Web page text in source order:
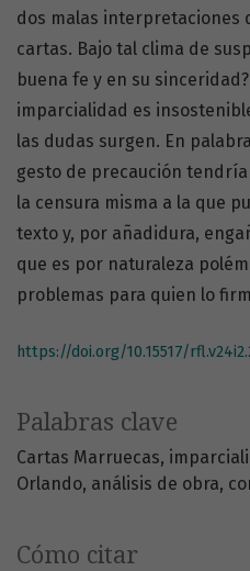
Palabras clave
Cartas Marruecas
Orlando análisis de obra
Cómo citar
dos malas interpretaciones
cartas. Bajo tal clima de
buena fe y en su
imparcialidad es
las dudas surgen. En
gesto de precaución
la censura misma a la que
texto y, por añadidura,
que es por naturaleza
problemas para quien lo
https://doi.org/10.15517/